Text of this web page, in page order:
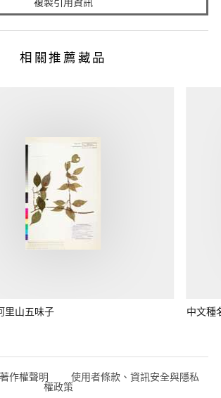
相關推薦藏品
里山五味子 中文種
著作權聲明 使用者條款、資訊安全與隱私
權政策